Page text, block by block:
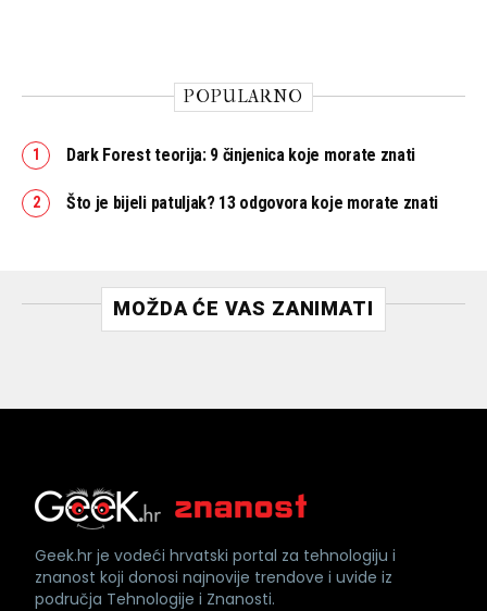
POPULARNO
Dark Forest teorija: 9 činjenica koje morate znati
Što je bijeli patuljak? 13 odgovora koje morate znati
MOŽDA ĆE VAS ZANIMATI
Geek.hr je vodeći hrvatski portal za tehnologiju i
znanost koji donosi najnovije trendove i uvide iz
područja Tehnologije i Znanosti.